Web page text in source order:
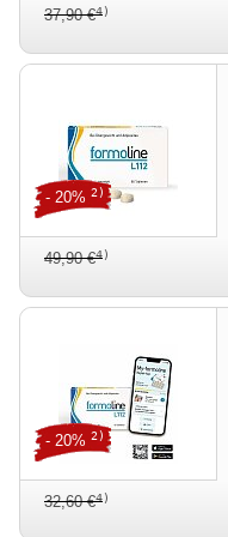
37,90 €4)
49,90 €4)
- 20%2)
32,60 €4)
- 20%2)